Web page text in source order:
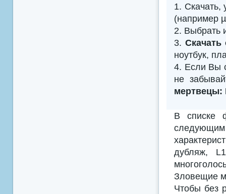
1. Скачать,
(например
2. Выбрать
3.
ноутбук,
4. Если Вы
не
мертвецы:
В списке
дубляж,
Зловещие
Чтобы без